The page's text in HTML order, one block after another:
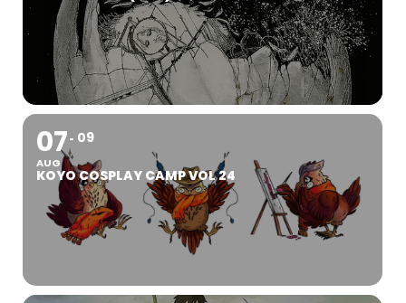
07
AUG
09
KOYO COSPLAY CAMP VOL 24